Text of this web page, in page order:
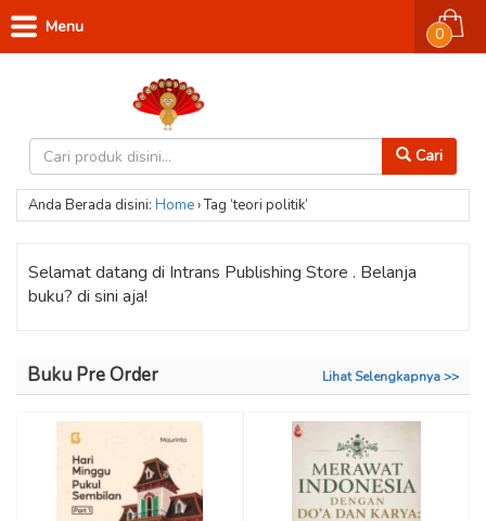
Cari
0
Menu
Anda Berada disini: Home›Tag ‘teori politik’
Selamat datang di Intrans Publishing Store . Belanja
buku? di sini aja!
Buku Pre Order Lihat Selengkapnya >>